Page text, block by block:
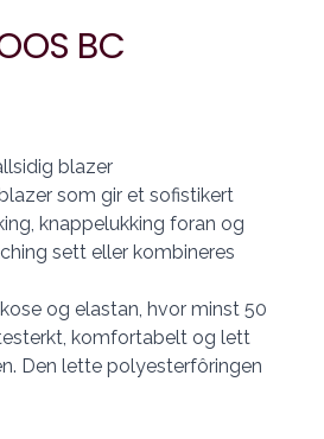
BC
blazer
som gir et sofistikert
knappelukking foran og
sett eller kombineres
og elastan, hvor minst 50
komfortabelt og lett
Den lette polyesterfôringen